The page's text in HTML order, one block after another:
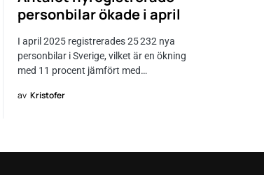
personbilar ökade i april
I april 2025 registrerades 25 232 nya
personbilar i Sverige, vilket är en ökning
med 11 procent jämfört med…
av Kristofer